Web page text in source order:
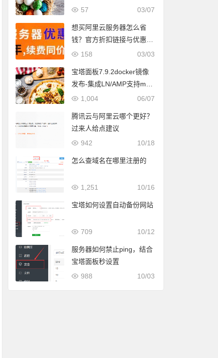
限时抢购
03/07
57
想买阿里云服务器怎么省
钱？官方折扣链接与优惠券
领取全攻略
03/03
158
宝塔面板7.9.2docker镜像
发布-集成LN/AMP支持m1/
m2 mac版本
06/07
1,004
腾讯云与阿里云哪个更好？
过来人给点建议
10/18
942
怎么查域名在哪里注册的
10/16
1,251
宝塔如何设置自动备份网站
10/12
709
服务器如何禁止ping，结合
宝塔面板秒设置
10/03
988